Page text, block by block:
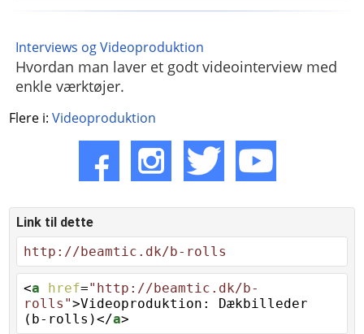
Interviews og Videoproduktion
Hvordan man laver et godt videointerview med
enkle værktøjer.
Flere i:Videoproduktion
Link til dette
http://beamtic.dk/b-rolls
<a href="http://beamtic.dk/b-
rolls">Videoproduktion: Dækbilleder
(b-rolls)</a>